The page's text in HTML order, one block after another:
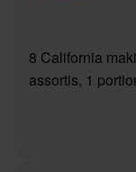
8 California
assortis, 1